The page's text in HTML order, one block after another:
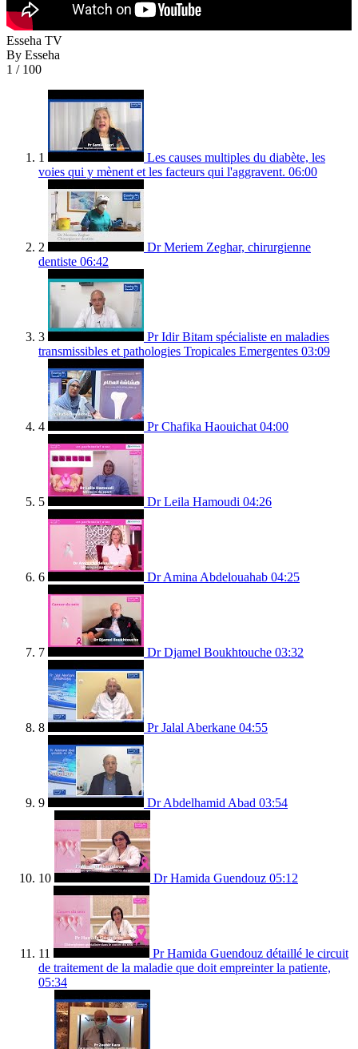
Esseha TV
By Esseha
1 / 100
1
Les causes multiples du diabète, les
voies qui y mènent et les facteurs qui l'aggravent. 06:00
2
Dr Meriem Zeghar, chirurgienne
dentiste 06:42
3
Pr Idir Bitam spécialiste en maladies
transmissibles et pathologies Tropicales Emergentes 03:09
4 Pr Chafika Haouichat 04:00
5 Dr Leila Hamoudi 04:26
6 Dr Amina Abdelouahab 04:25
7 Dr Djamel Boukhtouche 03:32
8 Pr Jalal Aberkane 04:55
9 Dr Abdelhamid Abad 03:54
10 Dr Hamida Guendouz 05:12
11
Pr Hamida Guendouz détaillé le circuit
de traitement de la maladie que doit empreinter la patiente,
05:34